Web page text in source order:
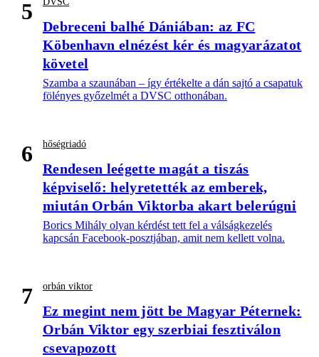
5
Debreceni balhé Dániában: az FC
Köbenhavn elnézést kér és magyarázatot
követel
Szamba a szaunában – így értékelte a dán sajtó a csapatuk
fölényes győzelmét a DVSC otthonában.
6 hőségriadó
Rendesen leégette magát a tiszás
képviselő: helyretették az emberek,
miután Orbán Viktorba akart belerúgni
Borics Mihály olyan kérdést tett fel a válságkezelés
kapcsán Facebook-posztjában, amit nem kellett volna.
7 orbán viktor
Ez megint nem jött be Magyar Péternek:
Orbán Viktor egy szerbiai fesztiválon
csevapozott